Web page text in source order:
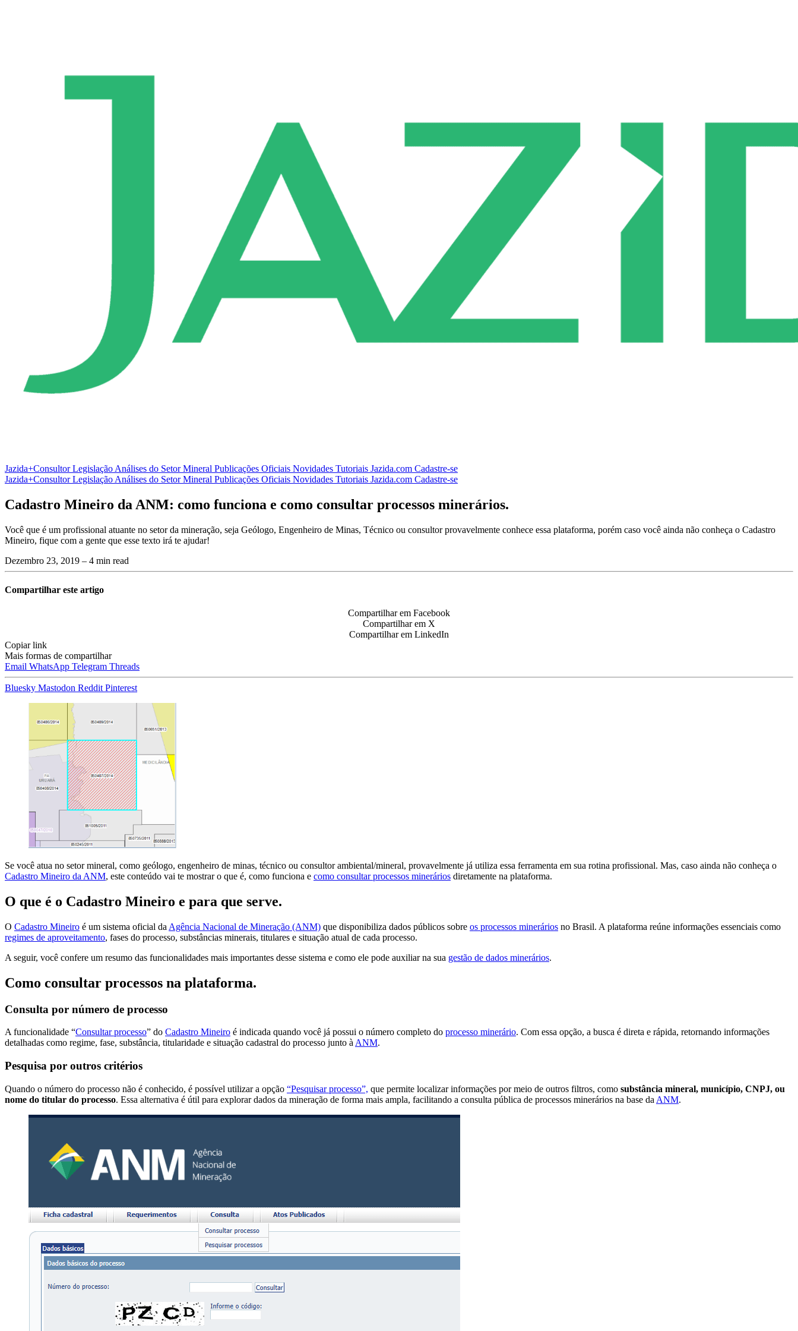
Jazida+ConsultorLegislação Análises do Setor Mineral Publicações Oficiais Novidades Tutoriais Jazida.com Cadastre-se
Jazida+ConsultorLegislação Análises do Setor Mineral Publicações Oficiais Novidades Tutoriais Jazida.com Cadastre-se
Cadastro Mineiro da ANM: como funciona e como consultar processos minerários.
Você que é um profissional atuante no setor da mineração, seja Geólogo, Engenheiro de Minas, Técnico ou consultor provavelmente conhece essa plataforma, porém caso você ainda não conheça o Cadastro
Mineiro, fique com a gente que esse texto irá te ajudar!
Dezembro 23, 2019 – 4 min read
Compartilhar este artigo
Compartilhar em Facebook
Compartilhar em X
Compartilhar em LinkedIn
Copiar link
Mais formas de compartilhar
Email WhatsApp Telegram Threads
Bluesky Mastodon Reddit Pinterest
Se você atua no setor mineral, como geólogo, engenheiro de minas, técnico ou consultor ambiental/mineral, provavelmente já utiliza essa ferramenta em sua rotina profissional. Mas, caso ainda não conheça o
Cadastro Mineiro da ANM, este conteúdo vai te mostrar o que é, como funciona e como consultar processos minerários diretamente na plataforma.
O que é o Cadastro Mineiro e para que serve.
O Cadastro Mineiro é um sistema oficial da Agência Nacional de Mineração (ANM) que disponibiliza dados públicos sobre os processos minerários no Brasil. A plataforma reúne informações essenciais como
regimes de aproveitamento, fases do processo, substâncias minerais, titulares e situação atual de cada processo.
A seguir, você confere um resumo das funcionalidades mais importantes desse sistema e como ele pode auxiliar na sua gestão de dados minerários.
Como consultar processos na plataforma.
Consulta por número de processo
A funcionalidade “Consultar processo” do Cadastro Mineiro é indicada quando você já possui o número completo do processo minerário. Com essa opção, a busca é direta e rápida, retornando informações
detalhadas como regime, fase, substância, titularidade e situação cadastral do processo junto à ANM.
Pesquisa por outros critérios
Quando o número do processo não é conhecido, é possível utilizar a opção “Pesquisar processo”, que permite localizar informações por meio de outros filtros, como substância mineral, município, CNPJ, ou
nome do titular do processo. Essa alternativa é útil para explorar dados da mineração de forma mais ampla, facilitando a consulta pública de processos minerários na base da ANM.